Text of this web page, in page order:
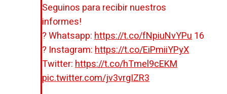
Seguinos para recibir nuestros
informes!
? Whatsapp:https://t.co/fNpiuNvYPu16
? Instagram:https://t.co/EiPmiiYPyX
Twitter:https://t.co/hTmel9cEKM
pic.twitter.com/jv3vrgIZR3